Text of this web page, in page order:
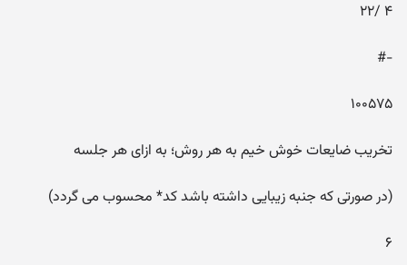
۴ /۲۲
-#
۱۰۰۵۷۵
تخریب ضایعات خوش خیم به هر روش؛ به ازای هر جلسه
(در صورتی که جنبه زیبایی داشته باشد کد* محسوب می گردد)
۶